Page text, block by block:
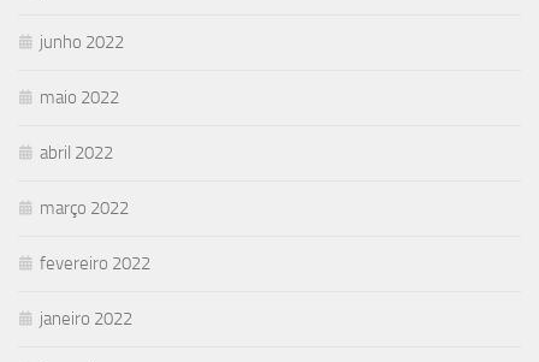
junho 2022
maio 2022
abril 2022
março 2022
fevereiro 2022
janeiro 2022